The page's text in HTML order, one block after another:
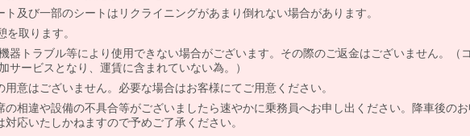
及び一部のシートはリクライニングがあまり倒れない場合があります。
を取ります。
器トラブル等により使用できない場合がございます。その際のご返金はございません。（
サービスとなり、運賃に含まれていない為。）
意はございません。必要な場合はお客様にてご用意ください。
の相違や設備の不具合等がございましたら速やかに乗務員へお申し出ください。降車後の
対応いたしかねますので予めご了承ください。